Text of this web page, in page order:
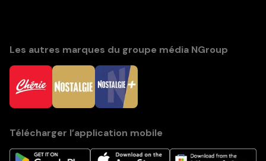
Les autres marques du groupe média NGroup
Télécharger l’application mobile